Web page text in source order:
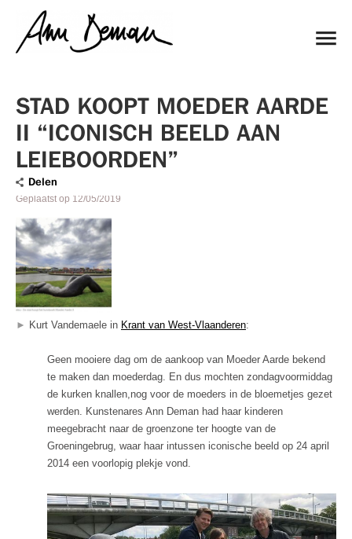
STAD KOOPT MOEDER AARDE
II “ICONISCH BEELD AAN
LEIEBOORDEN”
Delen
Geplaatst op 12/05/2019
► Kurt Vandemaele in Krant van West-Vlaanderen:
Geen mooiere dag om de aankoop van Moeder Aarde bekend
te maken dan moederdag. En dus mochten zondagvoormiddag
de kurken knallen,nog voor de moeders in de bloemetjes gezet
werden. Kunstenares Ann Deman had haar kinderen
meegebracht naar de groenzone ter hoogte van de
Groeningebrug, waar haar intussen iconische beeld op 24 april
2014 een voorlopig plekje vond.